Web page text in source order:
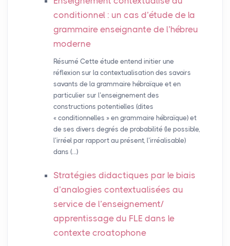
conditionnel : un cas d’étude de la
grammaire enseignante de l’hébreu
moderne
Résumé Cette étude entend initier une
réflexion sur la contextualisation des savoirs
savants de la grammaire hébraïque et en
particulier sur l’enseignement des
constructions potentielles (dites
« conditionnelles » en grammaire hébraïque) et
de ses divers degrés de probabilité (le possible,
l’irréel par rapport au présent, l’irréalisable)
dans (…)
Stratégies didactiques par le biais
d’analogies contextualisées au
service de l’enseignement/
apprentissage du FLE dans le
contexte croatophone